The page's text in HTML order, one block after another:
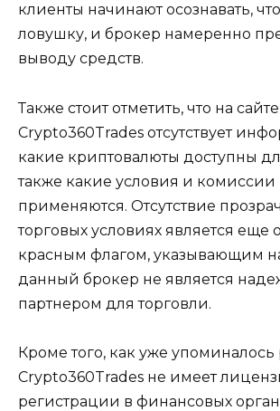
клиенты начинают осознавать,
ловушку, и брокер намеренно
выводу средств.
Также стоит отметить, что на сайте
Crypto360Trades отсутствует
какие криптовалюты доступны
также какие условия и комиссии
применяются. Отсутствие
торговых условиях является еще
красным флагом, указывающим на
данный брокер не является
партнером для торговли.
Кроме того, как уже упоминалось
Crypto360Trades не имеет
регистрации в финансовых